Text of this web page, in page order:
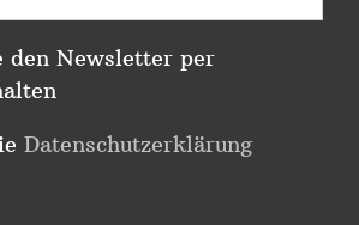
den Newsletter per
Datenschutzerklärung